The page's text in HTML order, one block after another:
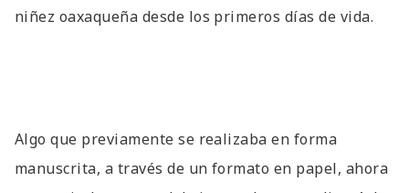
niñez oaxaqueña desde los primeros días de vida.
Algo que previamente se realizaba en forma
manuscrita, a través de un formato en papel, ahora